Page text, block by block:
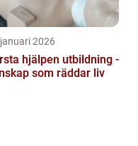
2026
hjälpen utbildning -
som räddar liv